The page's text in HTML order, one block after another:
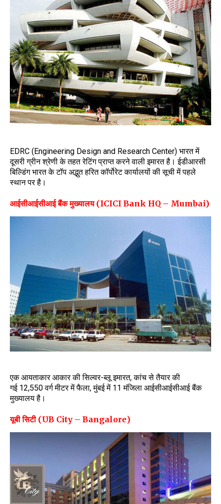
EDRC (Engineering Design and Research Center) भारत में
दूसरी ग्रीन श्रेणी के तहत रेटिंग प्राप्त करने वाली इमारत है। ईडीआरसी
बिल्डिंग भारत के टॉप अद्भुत हरित कॉर्पोरेट कार्यालयों की सूची में पहले
स्थान पर है।
आईसीआईसीआई बैंक मुख्यालय (ICICI Bank HQ – Mumbai)
एक आयताकार आकार की सिल्वर-ब्लू इमारत, कांच से तैयार की
गई 12,550 वर्ग मीटर में फैला, मुंबई में 11 मंजिला आईसीआईसीआई बैंक
मुख्यालय है।
यूबी सिटी (UB City – Bangalore)